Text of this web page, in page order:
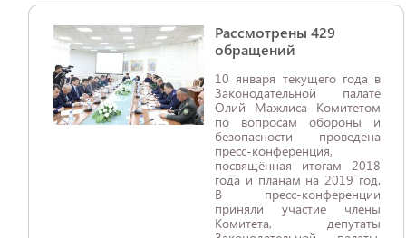
Рассмотрены 429
обращений
10 января текущего года в
Законодательной палате
Олий Мажлиса Комитетом
по вопросам обороны и
безопасности проведена
пресс-конференция,
посвящённая итогам 2018
года и планам на 2019 год.
В пресс-конференции
приняли участие члены
Комитета, депутаты